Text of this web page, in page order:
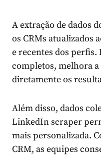
A extração de dados
os CRMs atualizados
e recentes dos perfis.
completos, melhora
diretamente os
Além disso, dados
LinkedIn scraper
mais personalizada.
CRM, as equipes